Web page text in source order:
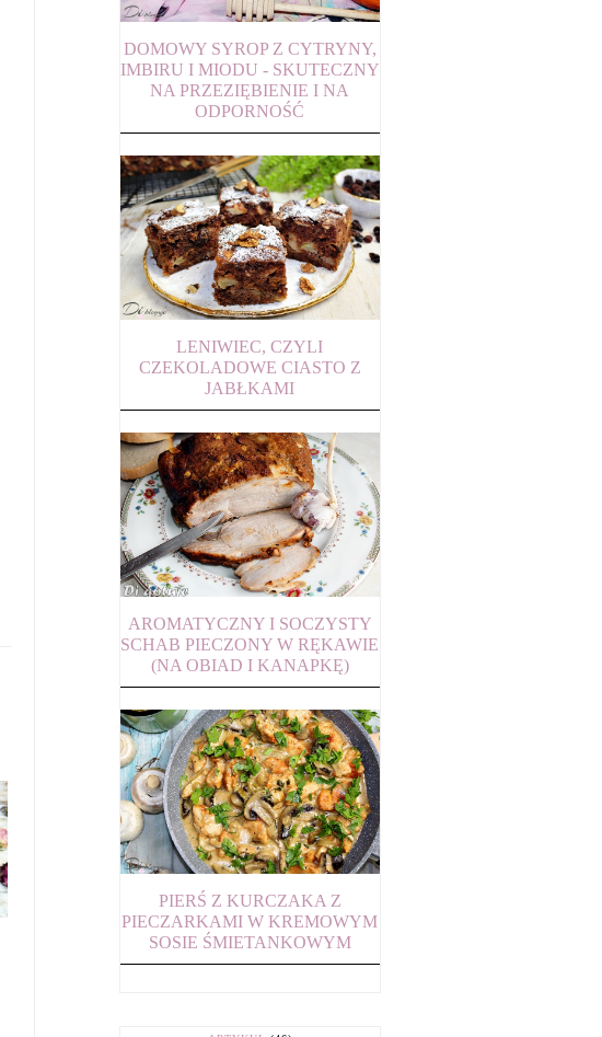
DOMOWY SYROP Z CYTRYNY,
IMBIRU I MIODU - SKUTECZNY
NA PRZEZIĘBIENIE I NA
ODPORNOŚĆ
LENIWIEC, CZYLI
CZEKOLADOWE CIASTO Z
JABŁKAMI
AROMATYCZNY I SOCZYSTY
SCHAB PIECZONY W RĘKAWIE
(NA OBIAD I KANAPKĘ)
PIERŚ Z KURCZAKA Z
PIECZARKAMI W KREMOWYM
SOSIE ŚMIETANKOWYM